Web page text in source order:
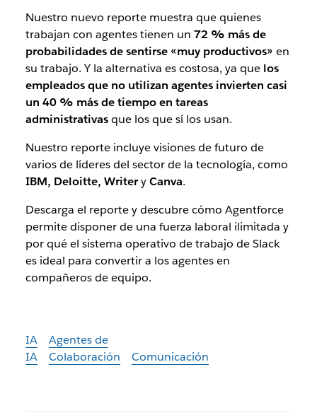
Nuestro nuevo reporte muestra que quienes
trabajan con agentes tienen un 72 % más de
probabilidades de sentirse «muy productivos» en
su trabajo. Y la alternativa es costosa, ya que los
empleados que no utilizan agentes invierten casi
un 40 % más de tiempo en tareas
administrativasque los que sí los usan.
Nuestro reporte incluye visiones de futuro de
varios de líderes del sector de la tecnología, como
IBM, Deloitte, WriteryCanva.
Descarga el reporte y descubre cómo Agentforce
permite disponer de una fuerza laboral ilimitada y
por qué el sistema operativo de trabajo de Slack
es ideal para convertir a los agentes en
compañeros de equipo.
IA
Agentes de
IA
Colaboración Comunicación